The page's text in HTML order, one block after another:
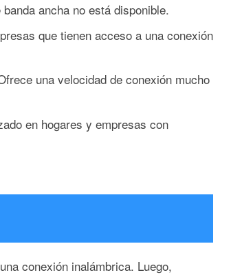
ancha no está disponible.
que tienen acceso a una conexión
una velocidad de conexión mucho
en hogares y empresas con
conexión inalámbrica. Luego,